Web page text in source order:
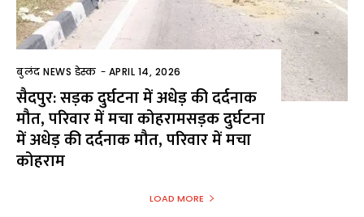
बुलंद NEWS डेस्क - APRIL 14, 2026
सैदपुर: सड़क दुर्घटना में अधेड़ की दर्दनाक
मौत, परिवार में मचा कोहरामसड़क दुर्घटना
में अधेड़ की दर्दनाक मौत, परिवार में मचा
कोहराम
LOAD MORE